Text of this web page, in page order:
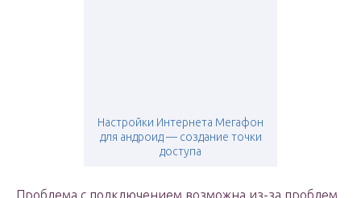
Настройки Интернета Мегафон
для андроид — создание точки
доступа
Проблема с подключением возможна из-за проблем